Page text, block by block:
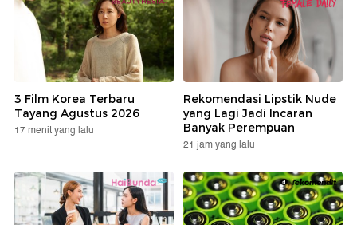
3 Film Korea Terbaru
Tayang Agustus 2026
17 menit yang lalu
Rekomendasi Lipstik Nude
yang Lagi Jadi Incaran
Banyak Perempuan
21 jam yang lalu